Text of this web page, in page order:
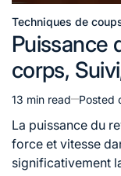
Posted
in
Techniques de
Puissance
corps,
Estimated
read
time
13 min read Posted
La puissance du
force et vitesse
significativement